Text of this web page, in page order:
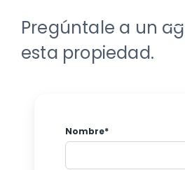
Pregúntale a un
esta propiedad.
Nombre*